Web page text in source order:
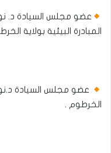
عضو مجلس السيادة د.
المبادرة البيئية بولاية
عضو مجلس السيادة
الخرطوم .